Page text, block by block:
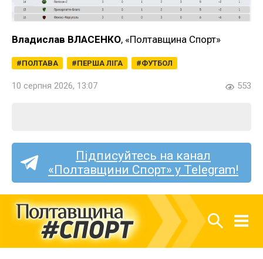
Владислав ВЛАСЕНКО, «Полтавщина Спорт»
ПОЛТАВА ПЕРША ЛІГА ФУТБОЛ
10 серпня 2026, 13:07 553
Підписуйтесь на канал
«Полтавщини Спорт» у Telegram!